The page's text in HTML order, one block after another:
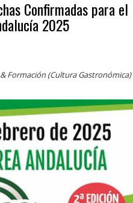
Confirmadas para el
2025
Formación (Cultura Gastronómica)